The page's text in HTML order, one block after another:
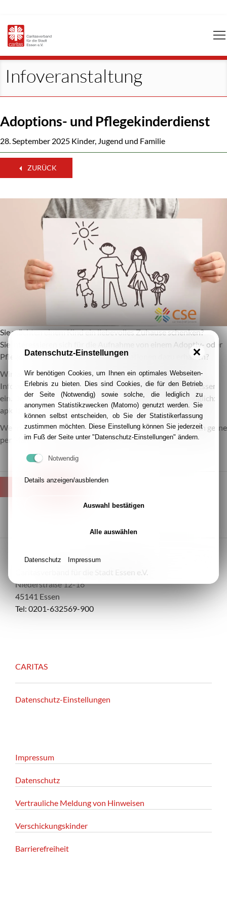
Infoveranstaltung
Adoptions- und Pflegekinderdienst
28. September 2025 Kinder, Jugend und Familie
ZURÜCK
Sie möchten einem Kind ein liebevolles Zuhause schenken?
Sie interessieren sich für die Aufnahme von einem Adoptiv- oder
Pflegekind und möchten erste Informationen dazu erhalten?
Wir laden Sie herzlich am 18.11. ab 18 Uhr zu unserer
Infoveranstaltung in der Dammanstraße 32-38 in 45138 Essen
ein. Die Teilnahme ist nur nach vorheriger Anmeldung möglich:
apkd@cse.ruhr
Wenn Sie weitere Informationen wünschen, melden Sie sich gerne
per Mail an apkd@cse.ruhr.
Caritasverband für die Stadt Essen e.V.
Niederstraße 12-16
45141 Essen
Tel: 0201-632569-900
CARITAS
Datenschutz-Einstellungen
Impressum
Datenschutz
Vertrauliche Meldung von Hinweisen
Verschickungskinder
Barrierefreiheit
Datenschutz-Einstellungen
Wir benötigen Cookies, um Ihnen ein optimales Webseiten-
Erlebnis zu bieten. Dies sind Cookies, die für den Betrieb
der Seite (Notwendig) sowie solche, die lediglich zu
anonymen Statistikzwecken (Matomo) genutzt werden. Sie
können selbst entscheiden, ob Sie der Statistikerfassung
zustimmen möchten. Diese Einstellung können Sie jederzeit
im Fuß der Seite unter "Datenschutz-Einstellungen" ändern.
Notwendig
Details anzeigen/ausblenden
Auswahl bestätigen
Alle auswählen
Datenschutz Impressum